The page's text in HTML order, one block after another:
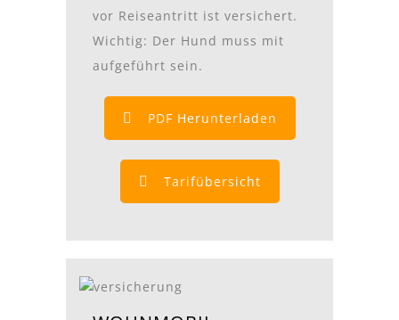
vor Reiseantritt ist versichert.
Wichtig: Der Hund muss mit
aufgeführt sein.
PDF Herunterladen
Tarifübersicht